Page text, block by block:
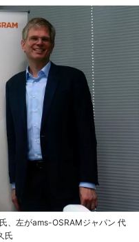
、左がams-OSRAMジャパン 代
氏